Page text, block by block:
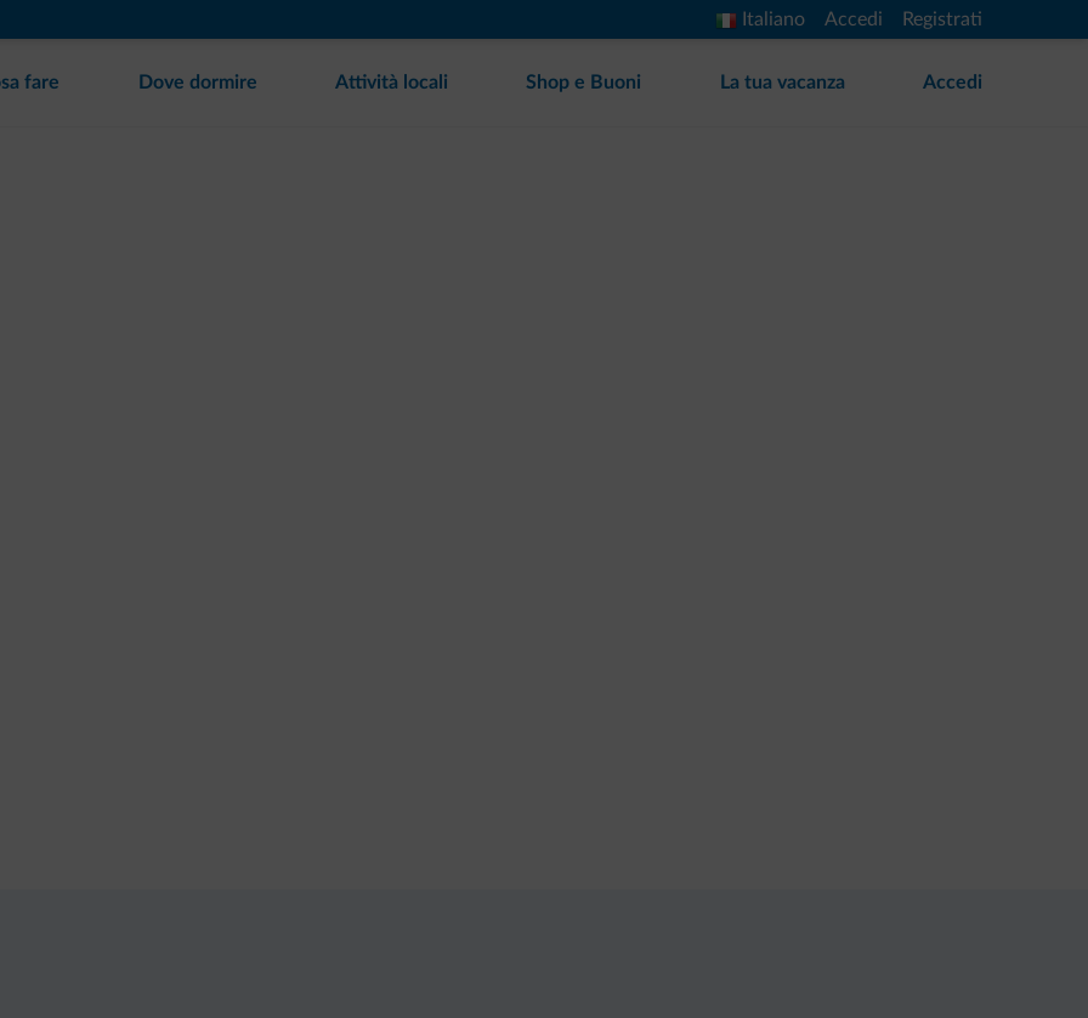
Italiano Accedi Registrati
fare Dove dormire Attività locali Shop e Buoni La tua vacanza Accedi